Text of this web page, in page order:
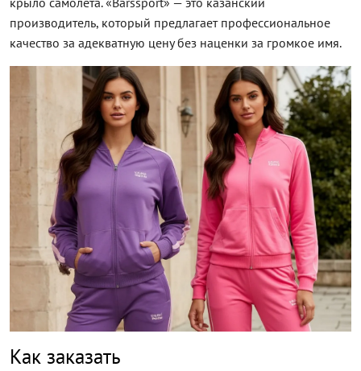
производитель, который предлагает профессиональное
качество за адекватную цену без наценки за громкое имя.
Как заказать